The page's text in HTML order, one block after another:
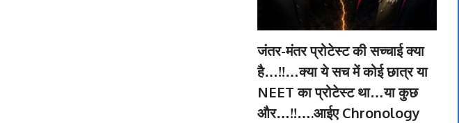
जंतर-मंतर प्रोटेस्ट की सच्चाई क्या
है…!!…क्या ये सच में कोई छात्र या
NEET का प्रोटेस्ट था…या कुछ
और…!!….आईए Chronology